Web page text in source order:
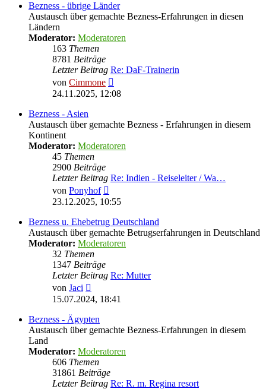
Bezness - übrige Länder
Austausch über gemachte Bezness-Erfahrungen in diesen
Ländern
Moderator: Moderatoren
163 Themen
8781 Beiträge
Letzter Beitrag Re: DaF-Trainerin
von Cimmone
Beitrag
24.11.2025, 12:08
Bezness - Asien
Austausch über gemachte Bezness - Erfahrungen in diesem
Kontinent
Moderator: Moderatoren
45 Themen
2900 Beiträge
Letzter Beitrag Re: Indien - Reiseleiter / Wa…
von Ponyhof
Beitrag
23.12.2025, 10:55
Bezness u. Ehebetrug Deutschland
Austausch über gemachte Betrugserfahrungen in Deutschland
Moderator: Moderatoren
32 Themen
1347 Beiträge
Letzter Beitrag Re: Mutter
von Jaci
Beitrag
15.07.2024, 18:41
Bezness - Ägypten
Austausch über gemachte Bezness-Erfahrungen in diesem
Land
Moderator: Moderatoren
606 Themen
31861 Beiträge
Letzter Beitrag Re: R. m. Regina resort